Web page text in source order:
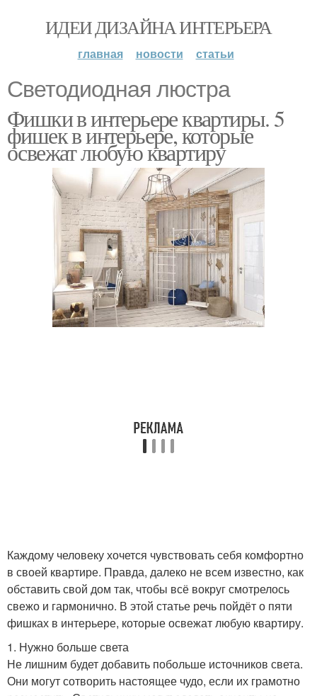
ИДЕИ ДИЗАЙНА ИНТЕРЬЕРА
главная новости статьи
Светодиодная люстра
Фишки в интерьере квартиры. 5
фишек в интерьере, которые
освежат любую квартиру
Каждому человеку хочется чувствовать себя комфортно
в своей квартире. Правда, далеко не всем известно, как
обставить свой дом так, чтобы всё вокруг смотрелось
свежо и гармонично. В этой статье речь пойдёт о пяти
фишках в интерьере, которые освежат любую квартиру.
1. Нужно больше света
Не лишним будет добавить побольше источников света.
Они могут сотворить настоящее чудо, если их грамотно